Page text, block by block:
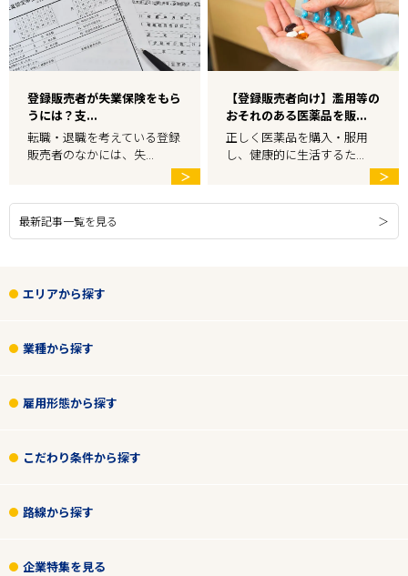
登録販売者が失業保険をもら
うには？支...
転職・退職を考えている登録
販売者のなかには、失...
＞
【登録販売者向け】濫用等の
おそれのある医薬品を販...
正しく医薬品を購入・服用
し、健康的に生活するた...
＞
最新記事一覧を見る
エリアから探す
業種から探す
雇用形態から探す
こだわり条件から探す
路線から探す
企業特集を見る